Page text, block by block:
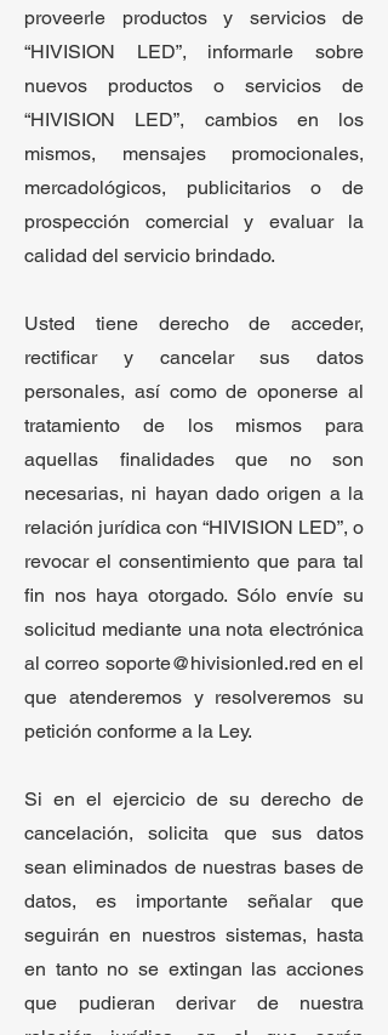
proveerle productos y servicios de
“HIVISION LED”, informarle sobre
nuevos productos o servicios de
“HIVISION LED”, cambios en los
mismos, mensajes promocionales,
mercadológicos, publicitarios o de
prospección comercial y evaluar la
calidad del servicio brindado.
Usted tiene derecho de acceder,
rectificar y cancelar sus datos
personales, así como de oponerse al
tratamiento de los mismos para
aquellas finalidades que no son
necesarias, ni hayan dado origen a la
relación jurídica con “HIVISION LED”, o
revocar el consentimiento que para tal
fin nos haya otorgado. Sólo envíe su
solicitud mediante una nota electrónica
al correo soporte@hivisionled.red en el
que atenderemos y resolveremos su
petición conforme a la Ley.
Si en el ejercicio de su derecho de
cancelación, solicita que sus datos
sean eliminados de nuestras bases de
datos, es importante señalar que
seguirán en nuestros sistemas, hasta
en tanto no se extingan las acciones
que pudieran derivar de nuestra